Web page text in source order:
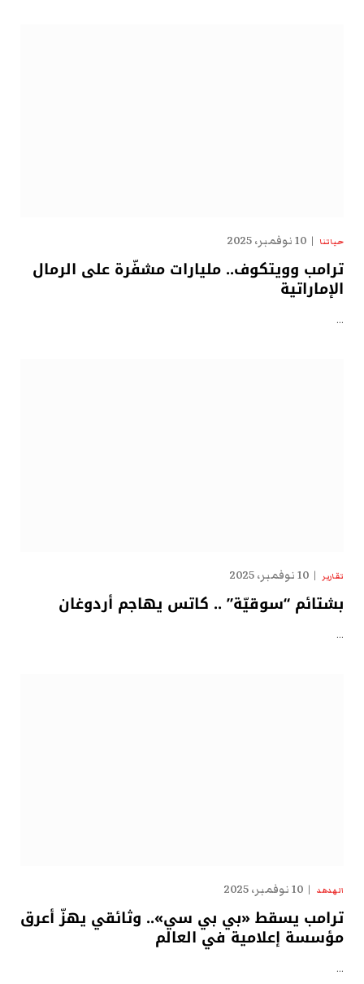
حياتنا 10 نوفمبر، 2025
ترامب وويتكوف.. مليارات مشفّرة على الرمال
الإماراتية
…
تقارير 10 نوفمبر، 2025
بشتائم “سوقيّة” .. كاتس يهاجم أردوغان
…
الهدهد 10 نوفمبر، 2025
ترامب يسقط «بي بي سي».. وثائقي يهزّ أعرق
مؤسسة إعلامية في العالم
…